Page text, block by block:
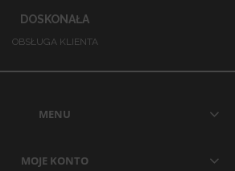
DOSKONAŁA
OBSŁUGA KLIENTA
MENU
MOJE KONTO